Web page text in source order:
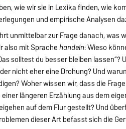
wie wir sie in Lexika finden, wie
und empirische Analysen
unmittelbar zur Frage danach, was
also mit Sprachehandeln: Wieso
solltest du besser bleiben lassen“?
nicht eher eine Drohung? Und
Woher wissen wir, dass die
längeren Erzählung aus dem
auf dem Flur gestellt? Und
dieser Art befasst sich die